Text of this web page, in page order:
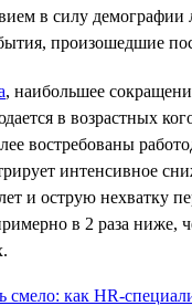
в силу
произошедшие
, наибольшее
в возрастных
востребованы
интенсивное
и острую нехватку
в 2 раза ниже,